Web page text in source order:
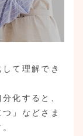
て理解でき
化すると、
」などさま